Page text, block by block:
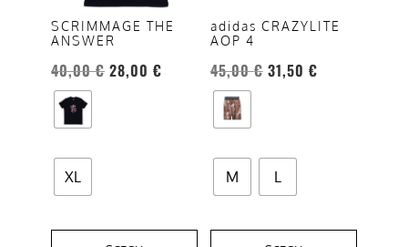
SCRIMMAGE THE
ANSWER
40,00€ 28,00 €
XL
opzioni
possono
essere
scelte
nella
del
prodotto
adidas CRAZYLITE
AOP 4
45,00€ 31,50 €
M L
opzioni
possono
essere
scelte
nella
del
prodotto